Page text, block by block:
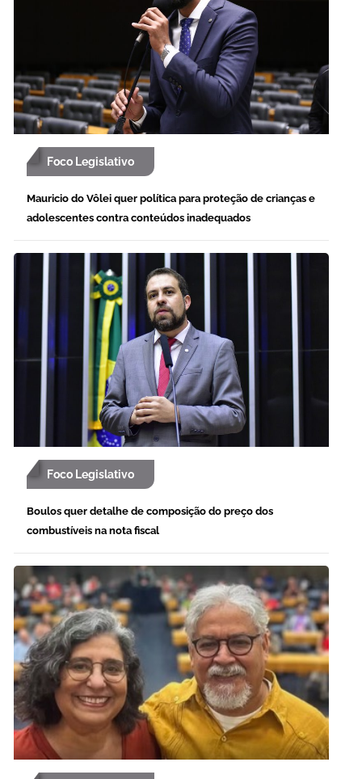
Foco Legislativo
Mauricio do Vôlei quer política para proteção de crianças e
adolescentes contra conteúdos inadequados
Foco Legislativo
Boulos quer detalhe de composição do preço dos
combustíveis na nota fiscal